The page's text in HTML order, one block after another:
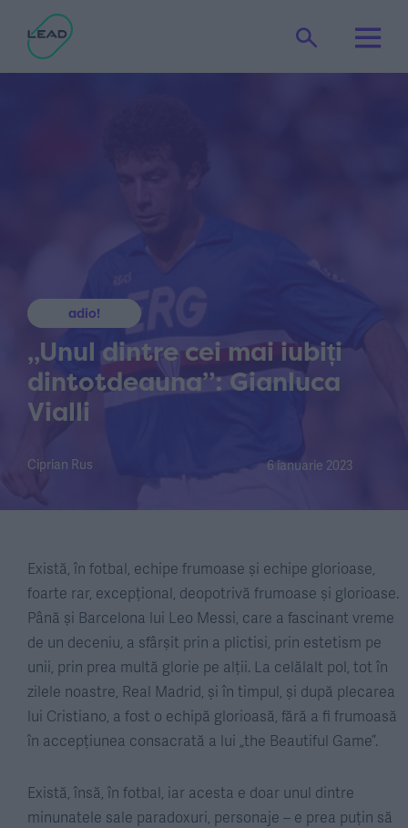
adio!
„Unul dintre cei mai iubiți
dintotdeauna”: Gianluca
Vialli
Ciprian Rus 6 ianuarie 2023
Există, în fotbal, echipe frumoase și echipe glorioase,
foarte rar, excepțional, deopotrivă frumoase și glorioase.
Până și Barcelona lui Leo Messi, care a fascinant vreme
de un deceniu, a sfârșit prin a plictisi, prin estetism pe
unii, prin prea multă glorie pe alții. La celălalt pol, tot în
zilele noastre, Real Madrid, și în timpul, și după plecarea
lui Cristiano, a fost o echipă glorioasă, fără a fi frumoasă
în accepțiunea consacrată a lui „the Beautiful Game”.
Există, însă, în fotbal, iar acesta e doar unul dintre
minunatele sale paradoxuri, personaje – e prea puțin să